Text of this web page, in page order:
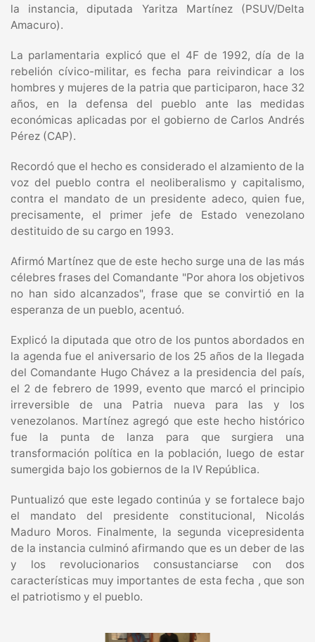
la instancia, diputada Yaritza Martínez (PSUV/Delta
Amacuro).
La parlamentaria explicó que el 4F de 1992, día de la
rebelión cívico-militar, es fecha para reivindicar a los
hombres y mujeres de la patria que participaron, hace 32
años, en la defensa del pueblo ante las medidas
económicas aplicadas por el gobierno de Carlos Andrés
Pérez (CAP).
Recordó que el hecho es considerado el alzamiento de la
voz del pueblo contra el neoliberalismo y capitalismo,
contra el mandato de un presidente adeco, quien fue,
precisamente, el primer jefe de Estado venezolano
destituido de su cargo en 1993.
Afirmó Martínez que de este hecho surge una de las más
célebres frases del Comandante "Por ahora los objetivos
no han sido alcanzados", frase que se convirtió en la
esperanza de un pueblo, acentuó.
Explicó la diputada que otro de los puntos abordados en
la agenda fue el aniversario de los 25 años de la llegada
del Comandante Hugo Chávez a la presidencia del país,
el 2 de febrero de 1999, evento que marcó el principio
irreversible de una Patria nueva para las y los
venezolanos. Martínez agregó que este hecho histórico
fue la punta de lanza para que surgiera una
transformación política en la población, luego de estar
sumergida bajo los gobiernos de la IV República.
Puntualizó que este legado continúa y se fortalece bajo
el mandato del presidente constitucional, Nicolás
Maduro Moros. Finalmente, la segunda vicepresidenta
de la instancia culminó afirmando que es un deber de las
y los revolucionarios consustanciarse con dos
características muy importantes de esta fecha , que son
el patriotismo y el pueblo.